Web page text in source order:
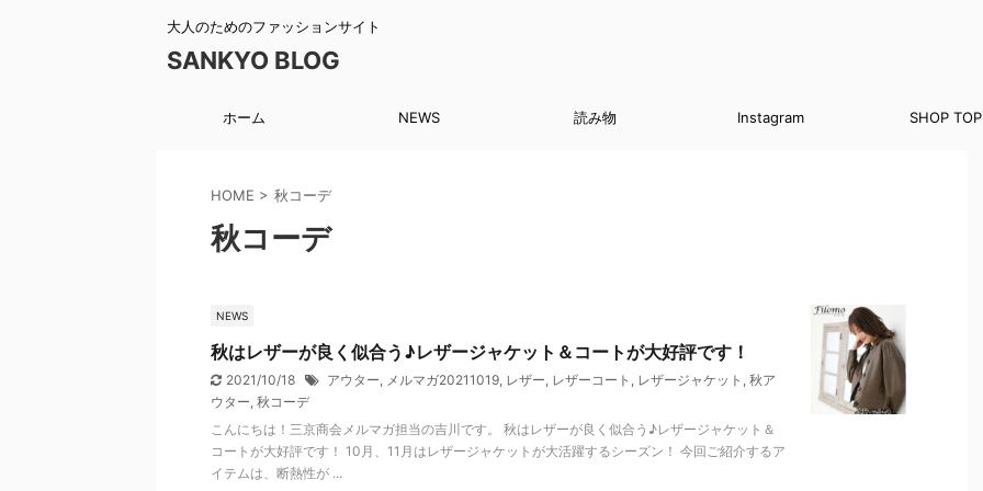
大人のためのファッションサイト
SANKYO BLOG
ホーム NEWS 読み物 Instagram SHOP TOP
HOME > 秋コーデ
秋コーデ
NEWS
秋はレザーが良く似合う♪レザージャケット＆コートが大好評です！
2021/10/18 アウター, メルマガ20211019, レザー, レザーコート , レザージャケット , 秋ア
ウター, 秋コーデ
こんにちは！三京商会メルマガ担当の吉川です。 秋はレザーが良く似合う♪レザージャケット＆
コートが大好評です！ 10月、11月はレザージャケットが大活躍するシーズン！ 今回ご紹介するア
イテムは、断熱性が ...